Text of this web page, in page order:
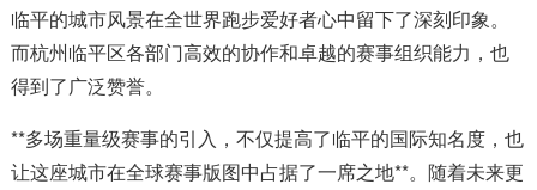
临平的城市风景在全世界跑步爱好者心中留下了深刻印象。
而杭州临平区各部门高效的协作和卓越的赛事组织能力，也
得到了广泛赞誉。
**多场重量级赛事的引入，不仅提高了临平的国际知名度，也
让这座城市在全球赛事版图中占据了一席之地**。随着未来更